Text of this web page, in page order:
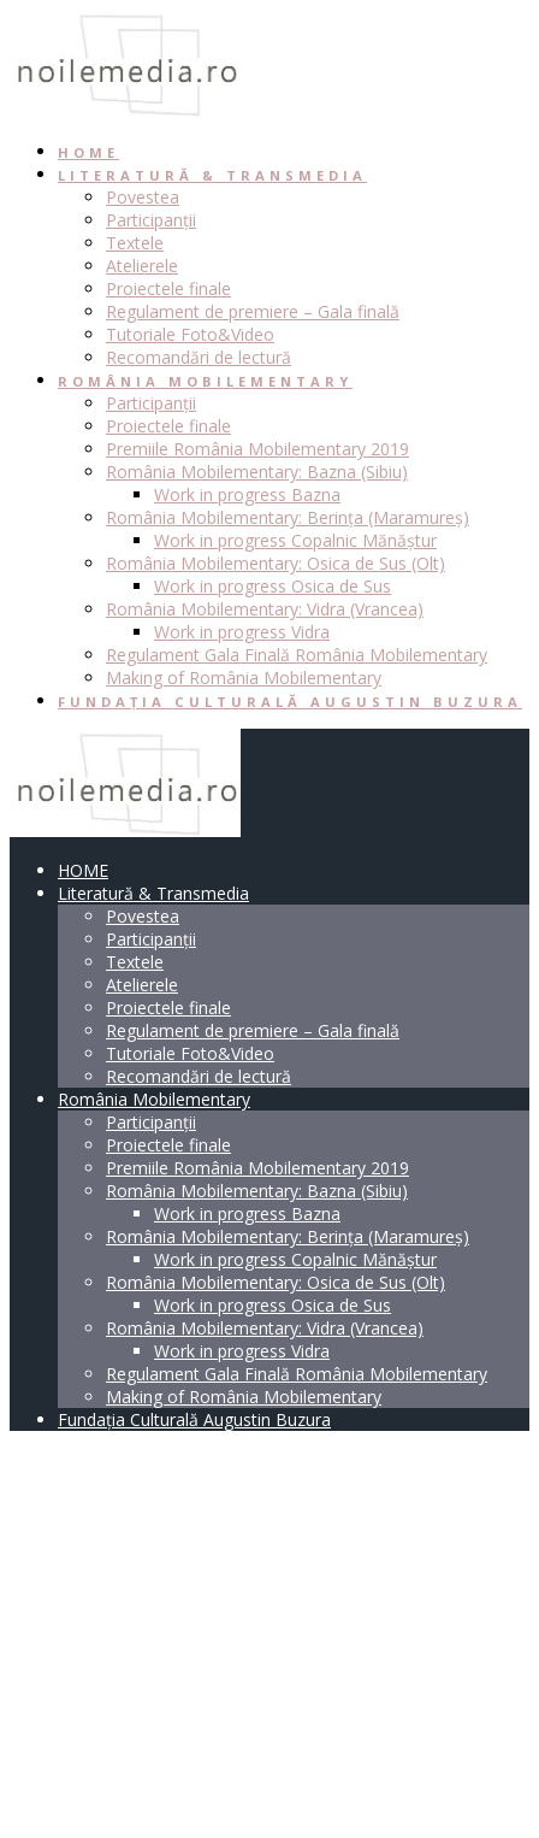
content
HOME
LITERATURĂ & TRANSMEDIA
Povestea
Participanții
Textele
Atelierele
Proiectele finale
Regulament de premiere – Gala finală
Tutoriale Foto&Video
Recomandări de lectură
ROMÂNIA MOBILEMENTARY
Participanții
Proiectele finale
Premiile România Mobilementary 2019
România Mobilementary: Bazna (Sibiu)
Work in progress Bazna
România Mobilementary: Berința (Maramureș)
Work in progress Copalnic Mănăștur
România Mobilementary: Osica de Sus (Olt)
Work in progress Osica de Sus
România Mobilementary: Vidra (Vrancea)
Work in progress Vidra
Regulament Gala Finală România Mobilementary
Making of România Mobilementary
FUNDAȚIA CULTURALĂ AUGUSTIN BUZURA
HOME
Literatură & Transmedia
Povestea
Participanții
Textele
Atelierele
Proiectele finale
Regulament de premiere – Gala finală
Tutoriale Foto&Video
Recomandări de lectură
România Mobilementary
Participanții
Proiectele finale
Premiile România Mobilementary 2019
România Mobilementary: Bazna (Sibiu)
Work in progress Bazna
România Mobilementary: Berința (Maramureș)
Work in progress Copalnic Mănăștur
România Mobilementary: Osica de Sus (Olt)
Work in progress Osica de Sus
România Mobilementary: Vidra (Vrancea)
Work in progress Vidra
Regulament Gala Finală România Mobilementary
Making of România Mobilementary
Fundația Culturală Augustin Buzura